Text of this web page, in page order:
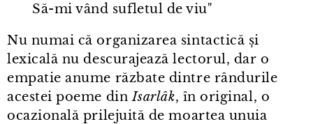
Să-mi vând sufletul de viu"
Nu numai că organizarea sintactică și
lexicală nu descurajează lectorul, dar o
empatie anume răzbate dintre rândurile
acestei poeme dinIsarlâk, în original, o
ocazională prilejuită de moartea unuia